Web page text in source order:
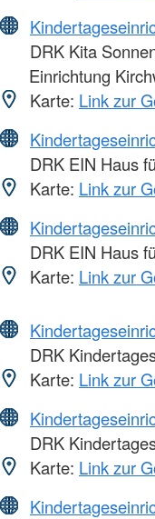
DRK Kita
Einrichtung
Karte: Link zur
DRK EIN Haus
Karte: Link zur
DRK EIN Haus
Karte: Link zur
DRK
Karte: Link zur
DRK
Karte: Link zur